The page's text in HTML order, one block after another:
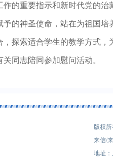
作的重要指示和新时代党的
的神圣使命，站在为祖国
探索适合学生的教学方式
同志陪同参加慰问活动。
版权
来信/
地址